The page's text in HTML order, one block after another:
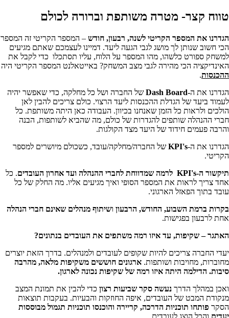
טווח קצר- מטרה משותפת וברורה לכולם
הגדרנו את המספר הקריטי לשנה, רבעון, חודש – המספר הקריטי זה המספר
הכי חשוב שנותן לך מושג לגבי הגעה ליעד. דמיינו לעצמכם שאתם מגיעים
למשחק ספורט כלשהו, מהו המספר על הלוח, עליו תסתכלו כדי לקבל את
האינדיקציה הכי מהירה לגבי מצב המשחק? באייטאלנט המספר הקריטי היה
ההכנסות.
הגדרנו את ה-Dash Board
של החברה ושל כל מחלקה, כדי שאפשר יהיה
לעמוד ביעד של הגדלת ההכנסות ליעד הרצוי. כולם צריכים להבין לאן
הולכים ולראות כל הזמן שאנחנו בכיוון. העבודה כאן היתה משותפת. כל
חברי ההנהלה שותפים להגדרות של כולם, מה שהביא לשותפות, הבנה
והרבה פעמים חידוד של היעד מצד הקולגות.
הגדרנו את ה-KPI's של החברה/מחלקה/עובד, כשכולם מיושרים למספר
הקריטי.
תיקשור ה-KPI's לרמה שמדווחת לחברי ההנהלה ועד אחרון העובדים. כל
אחד צריך לראות את המספר הסופי ואיך מגיעים אליו. מה החלק של כל
עובד בתוך הפאזל הארגוני.
בקרות ברמת השבוע, החודש, הרבעון ושיתוף מנהלים שאינם חברי הנהלה
אחת לרבעון בפגישות.
האתגר – שקיפות, עד איזו רמה משתפים את העובדים בנתונים?
יעדי החברה צריכים להיות שקופים לעובדים ולמנהלים. בדרך הזאת יוצרים
מחוברות, מחויבות ושותפות. ארגונים חוששים משקיפות מלאה, מהרבה
סיבות. הדילמה היתה איזו רמה של שקיפות נכונה לארגון.
ואכן במהלך הדרך נעשה סקר שביעות רצון כדי להבין את תמונת המצב
מנקודת המבט של העובדים, איפה החוזקות והבעיות. בעקבות תוצאות
הסקר פותחו תוכניות הדרכה, קריירה והוכנסו תוכניות תגמול מבוססות
יעדים והכל הוצג לעובדים.